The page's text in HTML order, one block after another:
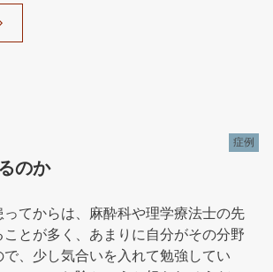
症例
のか
てからは、麻酔科や理学療法士の先
とが多く、あまりに自分がその分野
、少し気合いを入れて勉強してい